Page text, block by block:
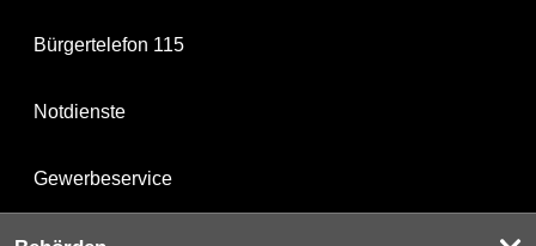
Bürgertelefon 115
Notdienste
Gewerbeservice